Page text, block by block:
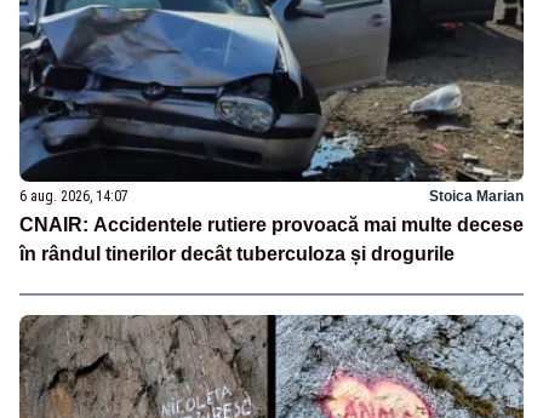
6 aug. 2026, 14:07 Stoica Marian
CNAIR: Accidentele rutiere provoacă mai multe decese
în rândul tinerilor decât tuberculoza și drogurile